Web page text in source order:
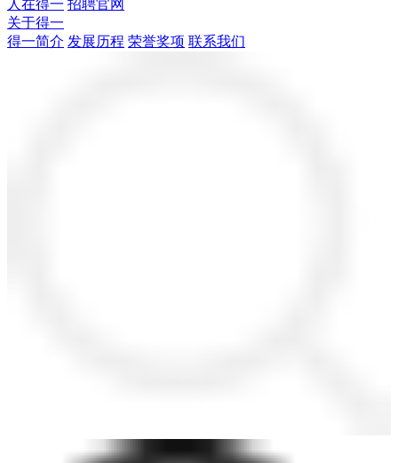
人在得一 招聘官网
关于得一
得一简介 发展历程 荣誉奖项 联系我们